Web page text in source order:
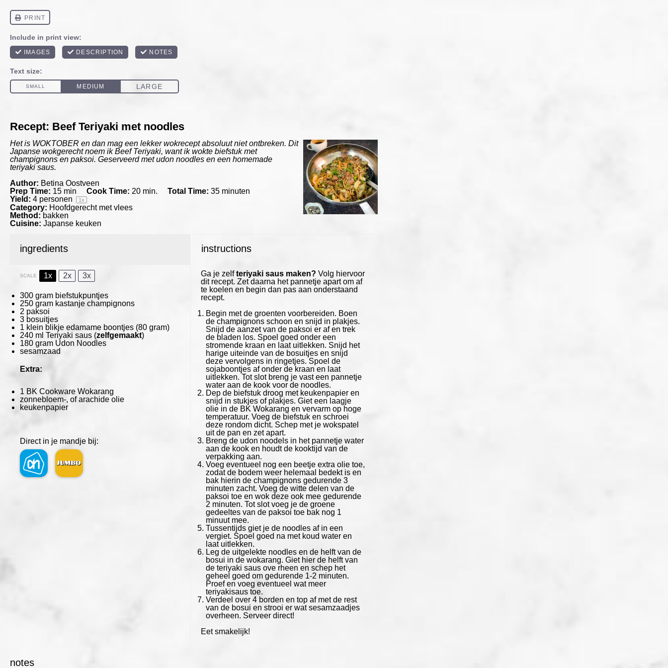
Recept: Beef Teriyaki met noodles
Het is WOKTOBER en dan mag een lekker wokrecept absoluut niet ontbreken. Dit
Japanse wokgerecht noem ik Beef Teriyaki, want ik wokte biefstuk met
champignons en paksoi. Geserveerd met udon noodles en een homemade
teriyaki saus.
Author: Betina Oostveen
Prep Time: 15 min Cook Time: 20 min. Total Time: 35 minuten
Yield: 4 personen 1x
Category: Hoofdgerecht met vlees
Method: bakken
Cuisine: Japanse keuken
ingredients
SCALE 1x 2x 3x
300 gram biefstukpuntjes
250 gram kastanje champignons
2 paksoi
3 bosuitjes
1 klein blikje edamame boontjes (80 gram)
240 ml Teriyaki saus (zelfgemaakt)
180 gram Udon Noodles
sesamzaad
Extra:
1 BK Cookware Wokarang
zonnebloem-, of arachide olie
keukenpapier
Direct in je mandje bij:
instructions
Ga je zelfteriyaki saus maken? Volg hiervoor
dit recept. Zet daarna het pannetje apart om af
te koelen en begin dan pas aan onderstaand
recept.
Begin met de groenten voorbereiden. Boen
de champignons schoon en snijd in plakjes.
Snijd de aanzet van de paksoi er af en trek
de bladen los. Spoel goed onder een
stromende kraan en laat uitlekken. Snijd het
harige uiteinde van de bosuitjes en snijd
deze vervolgens in ringetjes. Spoel de
sojaboontjes af onder de kraan en laat
uitlekken. Tot slot breng je vast een pannetje
water aan de kook voor de noodles.
Dep de biefstuk droog met keukenpapier en
snijd in stukjes of plakjes. Giet een laagje
olie in de BK Wokarang en vervarm op hoge
temperatuur. Voeg de biefstuk en schroei
deze rondom dicht. Schep met je wokspatel
uit de pan en zet apart.
Breng de udon noodels in het pannetje water
aan de kook en houdt de kooktijd van de
verpakking aan.
Voeg eventueel nog een beetje extra olie toe,
zodat de bodem weer helemaal bedekt is en
bak hierin de champignons gedurende 3
minuten zacht. Voeg de witte delen van de
paksoi toe en wok deze ook mee gedurende
2 minuten. Tot slot voeg je de groene
gedeeltes van de paksoi toe bak nog 1
minuut mee.
Tussentijds giet je de noodles af in een
vergiet. Spoel goed na met koud water en
laat uitlekken.
Leg de uitgelekte noodles en de helft van de
bosui in de wokarang. Giet hier de helft van
de teriyaki saus ove rheen en schep het
geheel goed om gedurende 1-2 minuten.
Proef en voeg eventueel wat meer
teriyakisaus toe.
Verdeel over 4 borden en top af met de rest
van de bosui en strooi er wat sesamzaadjes
overheen. Serveer direct!
Eet smakelijk!
notes